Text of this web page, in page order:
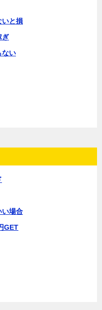
いと損
ぎ
ない
い場合
GET